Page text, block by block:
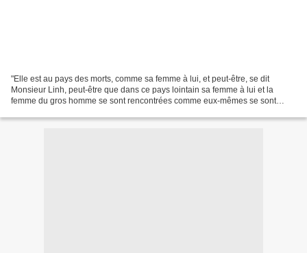
"Elle est au pays des morts, comme sa femme à lui, et peut-être, se dit
Monsieur Linh, peut-être que dans ce pays lointain sa femme à lui et la
femme du gros homme se sont rencontrées comme eux-mêmes se sont